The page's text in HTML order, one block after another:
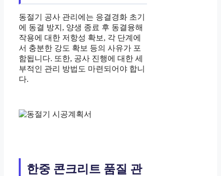
동절기 공사 관리에는 응결경화 초기
에 동결 방지, 양생 종료 후 동결융해
작용에 대한 저항성 확보, 각 단계에
서 충분한 강도 확보 등의 사유가 포
함됩니다. 또한, 공사 진행에 대한 세
부적인 관리 방법도 마련되어야 합니
다.
한중 콘크리트 품질 관